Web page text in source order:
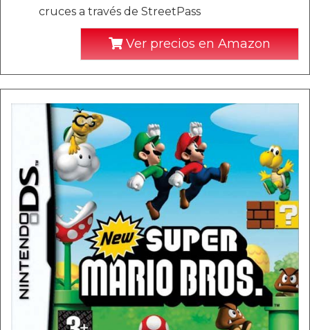
cruces a través de StreetPass
Ver precios en Amazon